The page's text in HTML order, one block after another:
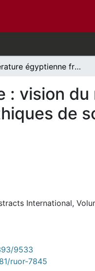
Littérature égyptienne francophone : vision du monde d'Andrée Chedid à travers les structures mythiques de son oeuvre romanesque.
vision du
de
International,
9533
ruor-7845